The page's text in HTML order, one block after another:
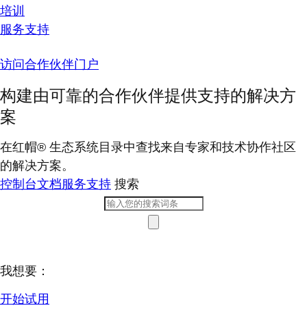
培训
服务支持
访问合作伙伴门户
构建由可靠的合作伙伴提供支持的解决方
案
在红帽® 生态系统目录中查找来自专家和技术协作社区
的解决方案。
控制台文档服务支持 搜索
我想要：
开始试用